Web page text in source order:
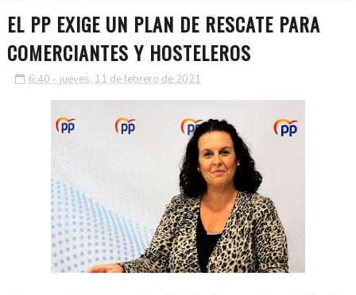
EL PP EXIGE UN PLAN DE RESCATE PARA
COMERCIANTES Y HOSTELEROS
6:40 - jueves, 11 de febrero de 2021